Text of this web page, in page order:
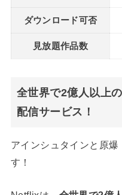
ダウンロード可否
見放題作品数
全世界で2億人以上
配信サービス！
アインシュタインと原
す！